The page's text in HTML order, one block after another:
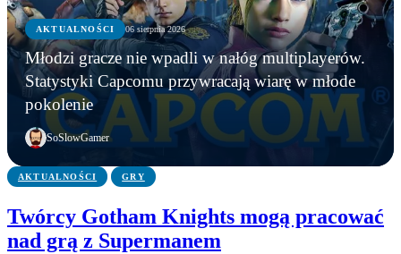
AKTUALNOŚCI 06 sierpnia 2026
Młodzi gracze nie wpadli w nałóg multiplayerów.
Statystyki Capcomu przywracają wiarę w młode
pokolenie
SoSlowGamer
AKTUALNOŚCI
WWE chce zastrzec znak towarowy „Vice City”.
Przypadek?
AKTUALNOŚCI
Gameplay z GTA 6 niebawem. Rockstar oficjalnie
zapowiada
AKTUALNOŚCI
Młodzi gracze nie wpadli w nałóg multiplayerów.
Statystyki Capcomu przywracają wiarę w młode
pokolenie
AKTUALNOŚCI GRY
Twórcy Gotham Knights mogą pracować
nad grą z Supermanem